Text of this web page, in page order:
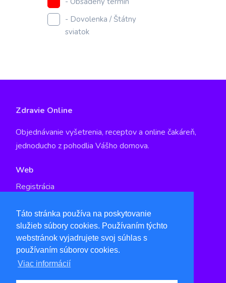
Táto stránka používa na poskytovanie
služieb súbory cookies. Používaním týchto
webstránok vyjadrujete svoj súhlas s
používaním súborov cookies.
Viac informácií
- Dovolenka / Štátny
sviatok
Zdravie Online
Objednávanie vyšetrenia, receptov a online čakáreň,
jednoducho z pohodlia Vášho domova.
Web
Registrácia
Kontakt
info@qspot.io
www.qspot.io